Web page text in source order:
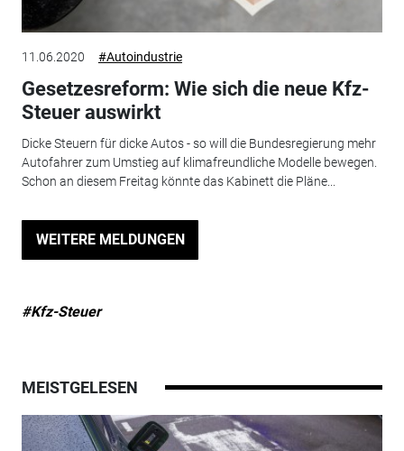
11.06.2020 #Autoindustrie
Gesetzesreform: Wie sich die neue Kfz-
Steuer auswirkt
Dicke Steuern für dicke Autos - so will die Bundesregierung mehr
Autofahrer zum Umstieg auf klimafreundliche Modelle bewegen.
Schon an diesem Freitag könnte das Kabinett die Pläne...
WEITERE MELDUNGEN
#Kfz-Steuer
MEISTGELESEN